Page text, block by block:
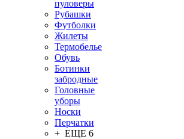
пуловеры
Рубашки
Футболки
Жилеты
Термобелье
Обувь
Ботинки
забродные
Головные
уборы
Носки
Перчатки
+ ЕЩЕ 6